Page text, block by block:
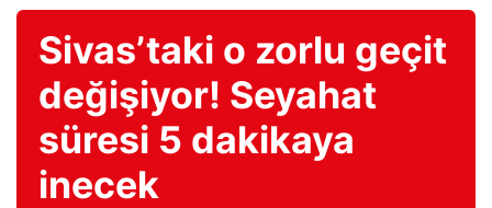
Sivas’taki o zorlu geçit
değişiyor! Seyahat
süresi 5 dakikaya
inecek